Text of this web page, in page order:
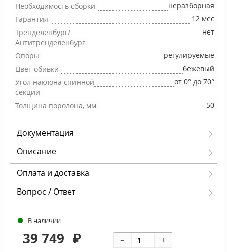
Необходимость сборки
неразборная
Гарантия
12 мес
Тренделенбург/
Антитренделенбург
нет
Опоры
регулируемые
Цвет обивки
бежевый
Угол наклона спинной
секции
от 0° до 70°
Толщина поролона, мм 50
Документация
Описание
Оплата и доставка
Вопрос / Ответ
В наличии
39 749 ₽